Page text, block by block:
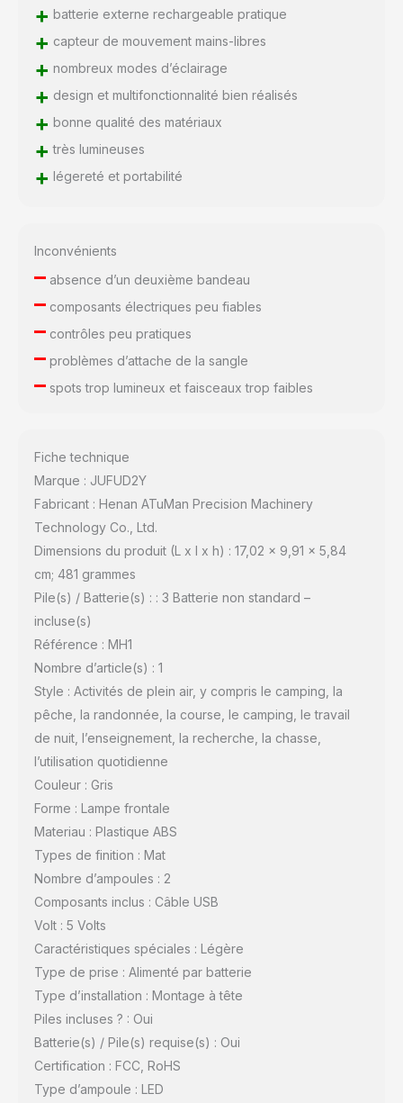
+ batterie externe rechargeable pratique
+ capteur de mouvement mains-libres
+ nombreux modes d’éclairage
+ design et multifonctionnalité bien réalisés
+ bonne qualité des matériaux
+ très lumineuses
+ légereté et portabilité
Inconvénients
–absence d’un deuxième bandeau
–composants électriques peu fiables
–contrôles peu pratiques
–problèmes d’attache de la sangle
–spots trop lumineux et faisceaux trop faibles
Fiche technique
Marque : JUFUD2Y
Fabricant : Henan ATuMan Precision Machinery
Technology Co., Ltd.
Dimensions du produit (L x l x h) : 17,02 x 9,91 x 5,84
cm; 481 grammes
Pile(s) / Batterie(s) : : 3 Batterie non standard –
incluse(s)
Référence : MH1
Nombre d’article(s) : 1
Style : Activités de plein air, y compris le camping, la
pêche, la randonnée, la course, le camping, le travail
de nuit, l’enseignement, la recherche, la chasse,
l’utilisation quotidienne
Couleur : Gris
Forme : Lampe frontale
Materiau : Plastique ABS
Types de finition : Mat
Nombre d’ampoules : 2
Composants inclus : Câble USB
Volt : 5 Volts
Caractéristiques spéciales : Légère
Type de prise : Alimenté par batterie
Type d’installation : Montage à tête
Piles incluses ? : Oui
Batterie(s) / Pile(s) requise(s) : Oui
Certification : FCC, RoHS
Type d’ampoule : LED